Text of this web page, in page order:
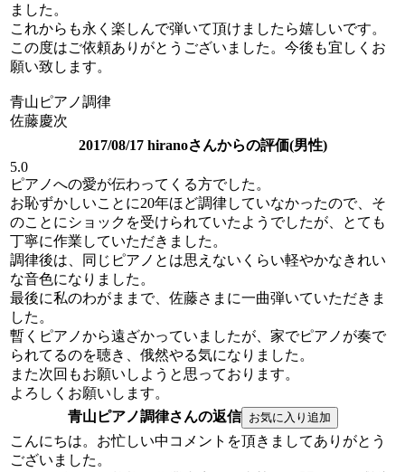
ました。
これからも永く楽しんで弾いて頂けましたら嬉しいです。
この度はご依頼ありがとうございました。今後も宜しくお
願い致します。
青山ピアノ調律
佐藤慶次
2017/08/17 hiranoさんからの評価(男性)
5.0
ピアノへの愛が伝わってくる方でした。
お恥ずかしいことに20年ほど調律していなかったので、そ
のことにショックを受けられていたようでしたが、とても
丁寧に作業していただきました。
調律後は、同じピアノとは思えないくらい軽やかなきれい
な音色になりました。
最後に私のわがままで、佐藤さまに一曲弾いていただきま
した。
暫くピアノから遠ざかっていましたが、家でピアノが奏で
られてるのを聴き、俄然やる気になりました。
また次回もお願いしようと思っております。
よろしくお願いします。
青山ピアノ調律さんの返信
こんにちは。お忙しい中コメントを頂きましてありがとう
ございました。